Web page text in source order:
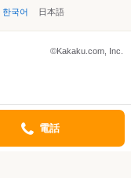
한국어 日本語
©Kakaku.com, Inc.
電話